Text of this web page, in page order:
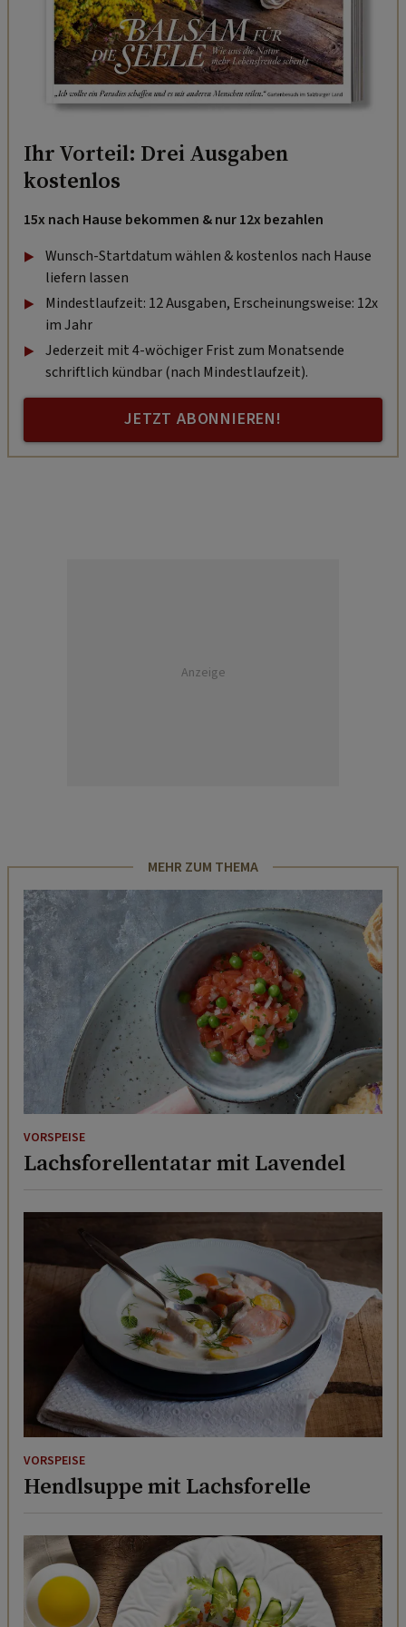
Ihr Vorteil: Drei Ausgaben
kostenlos
15x nach Hause bekommen & nur 12x bezahlen
Wunsch-Startdatum wählen & kostenlos nach Hause
liefern lassen
Mindestlaufzeit: 12 Ausgaben, Erscheinungsweise: 12x
im Jahr
Jederzeit mit 4-wöchiger Frist zum Monatsende
schriftlich kündbar (nach Mindestlaufzeit).
JETZT ABONNIEREN!
Anzeige
MEHR ZUM THEMA
VORSPEISE
Lachsforellentatar mit Lavendel
VORSPEISE
Hendlsuppe mit Lachsforelle